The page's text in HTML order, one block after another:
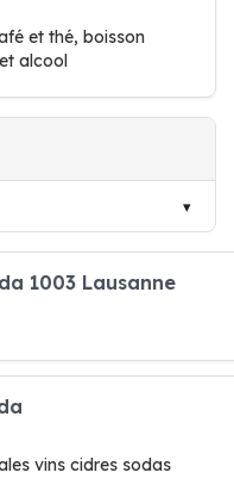
et thé, boisson
alcool
1003 Lausanne
vins cidres sodas